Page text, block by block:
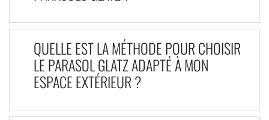
QUELLE EST LA MÉTHODE POUR CHOISIR
LE PARASOL GLATZ ADAPTÉ À MON
ESPACE EXTÉRIEUR ?